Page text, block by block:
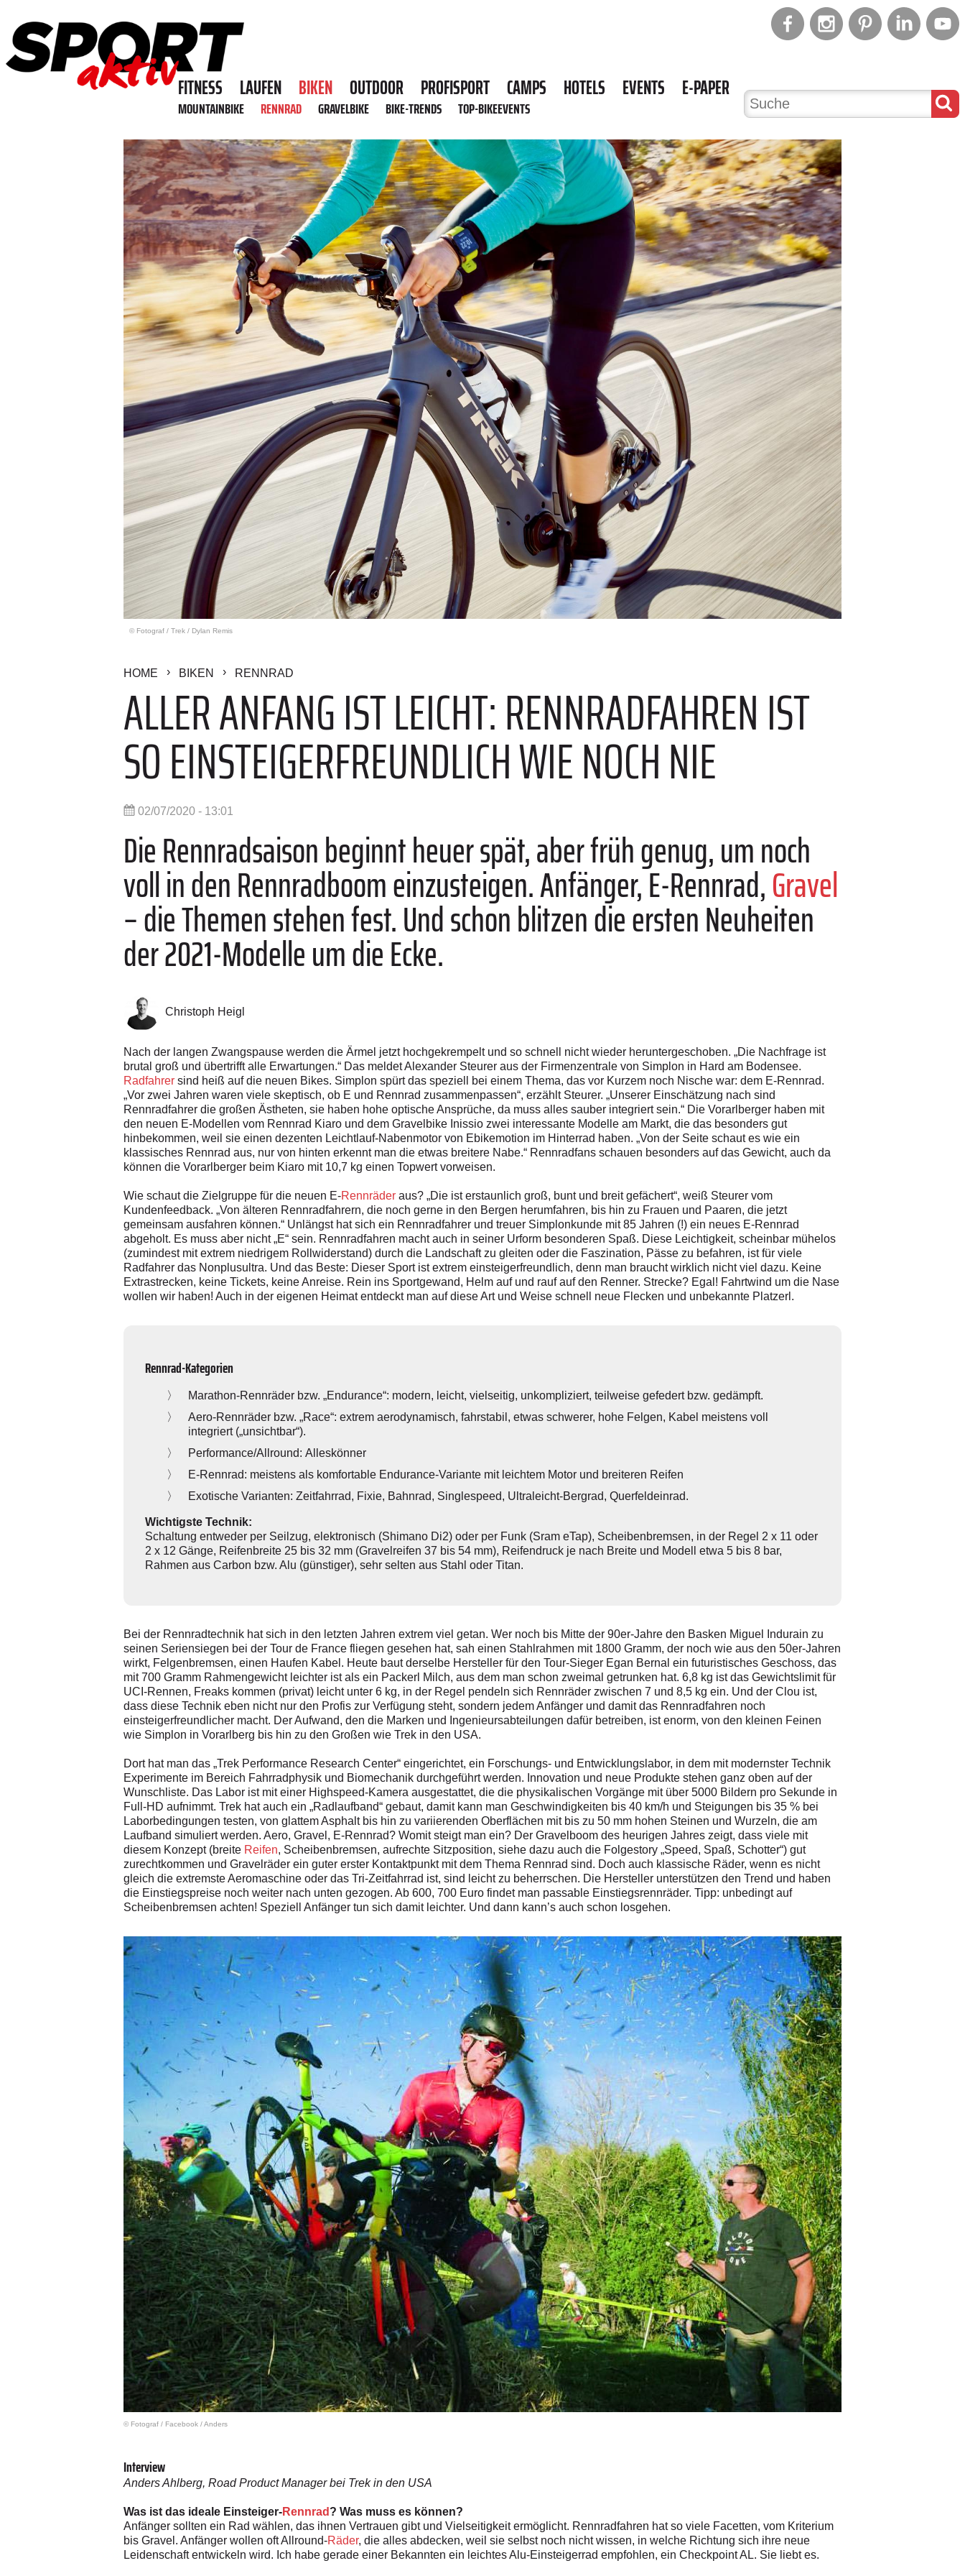
FITNESS LAUFEN BIKEN OUTDOOR PROFISPORT CAMPS HOTELS EVENTS E-PAPER
MOUNTAINBIKE RENNRAD GRAVELBIKE BIKE-TRENDS TOP-BIKEEVENTS
© Fotograf / Trek / Dylan Remis
HOME BIKEN RENNRAD
ALLER ANFANG IST LEICHT: RENNRADFAHREN IST
SO EINSTEIGERFREUNDLICH WIE NOCH NIE
02/07/2020 - 13:01
Die Rennradsaison beginnt heuer spät, aber früh genug, um noch
voll in den Rennradboom einzusteigen. Anfänger, E-Rennrad,Gravel
– die Themen stehen fest. Und schon blitzen die ersten Neuheiten
der 2021-Modelle um die Ecke.
Christoph Heigl
Nach der langen Zwangspause werden die Ärmel jetzt hochgekrempelt und so schnell nicht wieder heruntergeschoben. „Die Nachfrage ist
brutal groß und übertrifft alle Erwartungen.“ Das meldet Alexander Steurer aus der Firmenzentrale von Simplon in Hard am Bodensee.
Radfahrer sind heiß auf die neuen Bikes. Simplon spürt das speziell bei einem Thema, das vor Kurzem noch Nische war: dem E-Rennrad.
„Vor zwei Jahren waren viele skeptisch, ob E und Rennrad zusammenpassen“, erzählt Steurer. „Unserer Einschätzung nach sind
Rennradfahrer die großen Ästheten, sie haben hohe optische Ansprüche, da muss alles sauber integriert sein.“ Die Vorarlberger haben mit
den neuen E-Modellen vom Rennrad Kiaro und dem Gravelbike Inissio zwei interessante Modelle am Markt, die das besonders gut
hinbekommen, weil sie einen dezenten Leichtlauf-Nabenmotor von Ebikemotion im Hinterrad haben. „Von der Seite schaut es wie ein
klassisches Rennrad aus, nur von hinten erkennt man die etwas breitere Nabe.“ Rennradfans schauen besonders auf das Gewicht, auch da
können die Vorarlberger beim Kiaro mit 10,7 kg einen Topwert vorweisen.
Wie schaut die Zielgruppe für die neuen E-Rennräder aus? „Die ist erstaunlich groß, bunt und breit gefächert“, weiß Steurer vom
Kundenfeedback. „Von älteren Rennradfahrern, die noch gerne in den Bergen herumfahren, bis hin zu Frauen und Paaren, die jetzt
gemeinsam ausfahren können.“ Unlängst hat sich ein Rennradfahrer und treuer Simplonkunde mit 85 Jahren (!) ein neues E-Rennrad
abgeholt. Es muss aber nicht „E“ sein. Rennradfahren macht auch in seiner Urform ­besonderen Spaß. Diese Leichtigkeit, scheinbar mühelos
(zumindest mit extrem niedrigem Rollwiderstand) durch die Landschaft zu gleiten oder die Faszination, Pässe zu befahren, ist für viele
Radfahrer das Nonplusultra. Und das Beste: Dieser Sport ist extrem einsteigerfreundlich, denn man braucht wirklich nicht viel dazu. Keine
Extrastrecken, keine Tickets, keine Anreise. Rein ins Sportgewand, Helm auf und rauf auf den Renner. Strecke? Egal! Fahrtwind um die Nase
wollen wir haben! Auch in der eigenen Heimat entdeckt man auf diese Art und Weise schnell neue Flecken und unbekannte Platzerl.
Rennrad-Kategorien
Marathon-Rennräder bzw. „Endurance“: modern, leicht, vielseitig, unkompliziert, teilweise gefedert bzw. gedämpft.
Aero-Rennräder bzw. „Race“: extrem aerodynamisch, fahrstabil, etwas schwerer, hohe Felgen, Kabel meistens voll
integriert („unsichtbar“).
Performance/Allround: Alleskönner
E-Rennrad: meistens als komfortable Endurance-Variante mit leichtem Motor und breiteren Reifen
Exotische Varianten: Zeitfahrrad, Fixie, Bahnrad, Singlespeed, Ultraleicht-Bergrad, Querfeldeinrad.
Wichtigste Technik:
Schaltung entweder per Seilzug, elektronisch (Shimano Di2) oder per Funk (Sram eTap), Scheibenbremsen, in der Regel 2 x 11 oder
2 x 12 Gänge, Reifenbreite 25 bis 32 mm (Gravelreifen 37 bis 54 mm), Reifendruck je nach Breite und Modell etwa 5 bis 8 bar,
Rahmen aus ­Carbon bzw. Alu (günstiger), sehr selten aus Stahl oder Titan.
Bei der Rennradtechnik hat sich in den letzten Jahren extrem viel getan. Wer noch bis Mitte der 90er-Jahre den Basken Miguel Indurain zu
seinen Seriensiegen bei der Tour de France fliegen gesehen hat, sah einen Stahlrahmen mit 1800 Gramm, der noch wie aus den 50er-Jahren
wirkt, Felgenbremsen, einen Haufen Kabel. Heute baut derselbe Hersteller für den Tour-Sieger Egan Bernal ein futuristisches Geschoss, das
mit 700 Gramm Rahmengewicht leichter ist als ein Packerl Milch, aus dem man schon zweimal getrunken hat. 6,8 kg ist das Gewichtslimit für
UCI-Rennen, Freaks kommen (privat) leicht unter 6 kg, in der Regel pendeln sich Rennräder zwischen 7 und 8,5 kg ein. Und der Clou ist,
dass diese Technik eben nicht nur den Profis zur Verfügung steht, sondern jedem Anfänger und damit das Rennradfahren noch
einsteigerfreundlicher macht. Der Aufwand, den die Marken und Ingenieursabteilungen dafür betreiben, ist enorm, von den kleinen Feinen
wie Simplon in Vorarlberg bis hin zu den Großen wie Trek in den USA.
Dort hat man das „Trek Performance Research Center“ eingerichtet, ein Forschungs- und Entwicklungslabor, in dem mit modernster Technik
Experimente im Bereich Fahrradphysik und Biomechanik durchgeführt werden. Innovation und neue Produkte stehen ganz oben auf der
Wunschliste. Das Labor ist mit einer Highspeed-­Kamera ausgestattet, die die physikalischen Vorgänge mit über 5000 Bildern pro Sekunde in
Full-HD aufnimmt. Trek hat auch ein „Radlaufband“ gebaut, damit kann man Geschwindigkeiten bis 40 km/h und Steigungen bis 35 % bei
Laborbedingungen testen, von glattem Asphalt bis hin zu variierenden Oberflächen mit bis zu 50 mm hohen Steinen und Wurzeln, die am
Laufband simuliert werden. Aero, Gravel, E-Rennrad? Womit steigt man ein? Der Gravelboom des heurigen Jahres zeigt, dass viele mit
diesem Konzept (breite Reifen, Scheibenbremsen, aufrechte Sitzposition, siehe dazu auch die Folgestory „Speed, Spaß, Schotter“) gut
zurechtkommen und Gravelräder ein guter erster Kontaktpunkt mit dem Thema Rennrad sind. Doch auch klassische Räder, wenn es nicht
gleich die extremste Aeromaschine oder das Tri-Zeitfahrrad ist, sind leicht zu beherrschen. Die Hersteller unterstützen den Trend und haben
die Einstiegspreise noch weiter nach unten gezogen. Ab 600, 700 Euro findet man passable Einstiegsrennräder. Tipp: unbedingt auf
Scheibenbremsen achten! Speziell Anfänger tun sich damit leichter. Und dann kann’s auch schon losgehen.
© Fotograf / Facebook / Anders
Interview
Anders Ahlberg, Road Product Manager bei Trek in den USA
Was ist das ideale Einsteiger-Rennrad ? Was muss es können?
Anfänger sollten ein Rad wählen, das ihnen Vertrauen gibt und Vielseitigkeit ermöglicht. Rennradfahren hat so viele Facetten, vom Kriterium
bis Gravel. Anfänger wollen oft Allround-Räder, die alles abdecken, weil sie selbst noch nicht wissen, in welche Richtung sich ihre neue
Leidenschaft entwickeln wird. Ich habe gerade einer Bekannten ein leichtes Alu-Einsteigerrad empfohlen, ein Checkpoint AL. Sie liebt es.